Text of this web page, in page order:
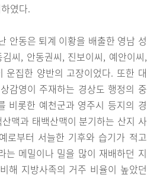
였다.
안동은 퇴계 이황을 배출한 영남 성
씨, 안동권씨, 진보이씨, 예안이씨,
운집한 양반의 고장이었다. 또한 대
감영이 주재하는 경상도 행정의 중
비롯한 예천군과 영주시 등지의 경
맥과 태백산맥이 분기하는 산지 사
로부터 서늘한 기후와 습기가 적고
는 메밀이나 밀을 많이 재배하던 지
해 지방사족의 거주 비율이 높았던